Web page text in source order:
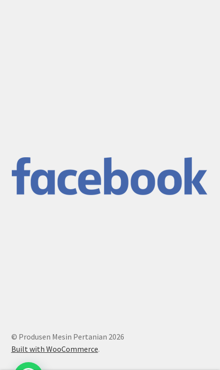
© Produsen Mesin Pertanian 2026
Built with WooCommerce.